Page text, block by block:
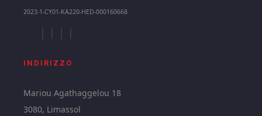
2023-1-CY01-KA220-HED-000160668
INDIRIZZO
Mariou Agathaggelou 18
3080, Limassol